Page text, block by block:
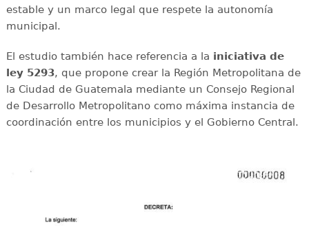
estable y un marco legal que respete la autonomía
municipal.
El estudio también hace referencia a la iniciativa de
ley 5293, que propone crear la Región Metropolitana de
la Ciudad de Guatemala mediante un Consejo Regional
de Desarrollo Metropolitano como máxima instancia de
coordinación entre los municipios y el Gobierno Central.